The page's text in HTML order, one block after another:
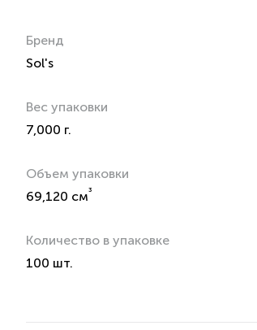
Бренд
Sol's
Вес упаковки
7,000 г.
Объем упаковки
69,120 см³
Количество в упаковке
100 шт.